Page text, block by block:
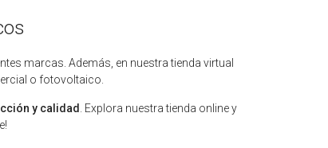
marcas. Además, en nuestra tienda virtual
o fotovoltaico.
y calidad
. Explora nuestra tienda online y